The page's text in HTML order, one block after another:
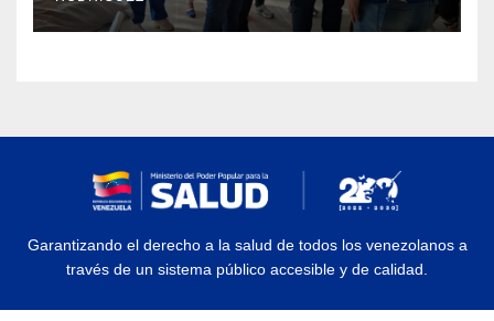
Garantizando el derecho a la salud de todos los venezolanos a
través de un sistema público accesible y de calidad.